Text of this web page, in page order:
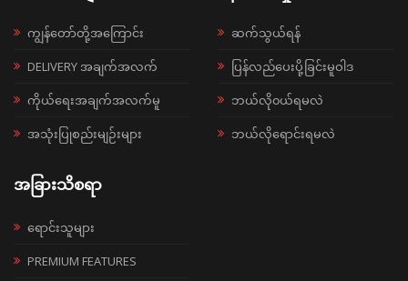
ကျွန်တော်တို့အကြောင်း
DELIVERY အချက်အလက်
ကိုယ်ရေးအချက်အလက်မူ
အသုံးပြုစည်းမျဉ်းများ
ဆက်သွယ်ရန်
ပြန်လည်ပေးပို့ခြင်းမူဝါဒ
ဘယ်လို၀ယ်ရမလဲ
ဘယ်လိုရောင်းရမလဲ
အခြားသိစရာ
ရောင်းသူများ
PREMIUM FEATURES